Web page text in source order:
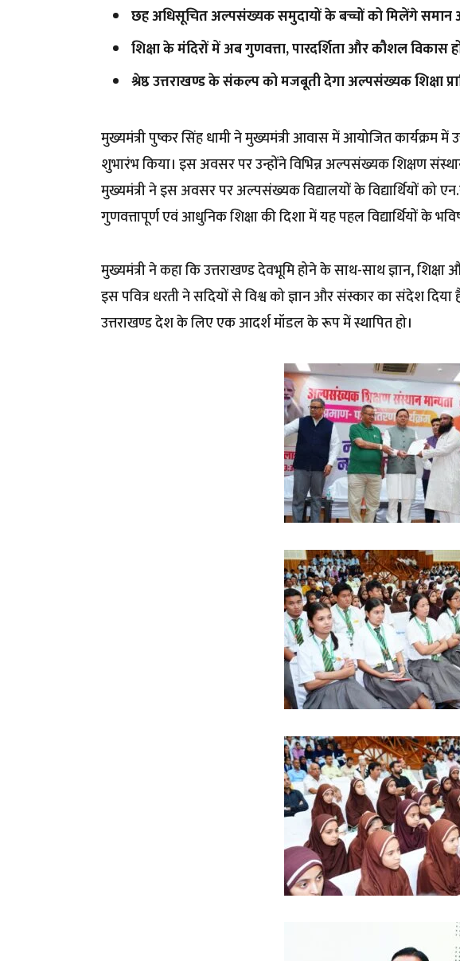
छह अधिसूचित अल्पसंख्यक समुदायों के बच्चों को मिलेंगे समान
शिक्षा के मंदिरों में अब गुणवत्ता, पारदर्शिता और कौशल विकास
श्रेष्ठ उत्तराखण्ड के संकल्प को मजबूती देगा अल्पसंख्यक शिक्षा
मुख्यमंत्री पुष्कर सिंह धामी ने मुख्यमंत्री आवास में आयोजित कार्यक्रम में
शुभारंभ किया। इस अवसर पर उन्होंने विभिन्न अल्पसंख्यक शिक्षण
मुख्यमंत्री ने इस अवसर पर अल्पसंख्यक विद्यालयों के विद्यार्थियों को
गुणवत्तापूर्ण एवं आधुनिक शिक्षा की दिशा में यह पहल विद्यार्थियों के
मुख्यमंत्री ने कहा कि उत्तराखण्ड देवभूमि होने के साथ-साथ ज्ञान, शिक्षा
इस पवित्र धरती ने सदियों से विश्व को ज्ञान और संस्कार का संदेश दिया
उत्तराखण्ड देश के लिए एक आदर्श मॉडल के रूप में स्थापित हो।